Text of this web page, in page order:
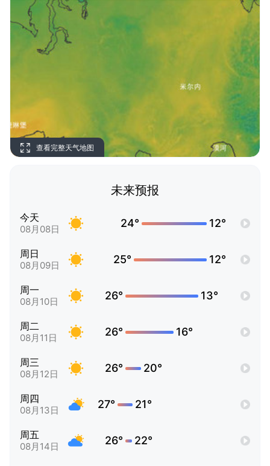
查看完整天气地图
未来预报
今天
08月08日 24° 12°
周日
08月09日 25° 12°
周一
08月10日 26° 13°
周二
08月11日 26° 16°
周三
08月12日 26° 20°
周四
08月13日 27° 21°
周五
08月14日 26° 22°